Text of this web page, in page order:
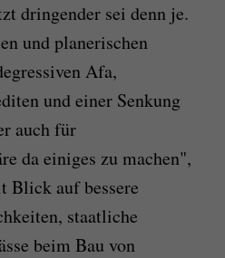
dringender sei denn je.
und planerischen
Afa,
und einer Senkung
auch für
da einiges zu machen",
Blick auf bessere
staatliche
beim Bau von